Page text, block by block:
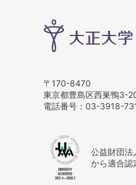
〒170-8470
東京都豊島区西巣鴨3-
電話番号： 03-3918-
公益財団法
から適合認